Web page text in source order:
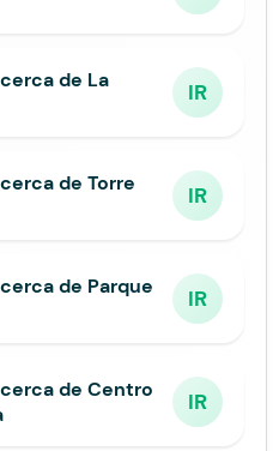
de La
IR
de Torre
IR
de Parque
IR
de Centro
IR